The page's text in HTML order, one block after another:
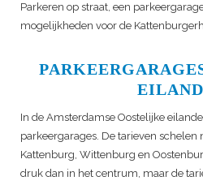
Parkeren op straat, een
mogelijkheden voor de
In de Amsterdamse Oostelijke
parkeergarages. De tarieven schelen
Kattenburg, Wittenburg en
druk dan in het centrum, maar de